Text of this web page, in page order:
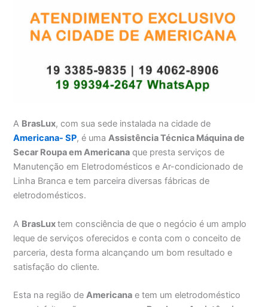
A BrasLux, com sua sede instalada na cidade de
Americana- SP, é umaAssistência Técnica Máquina de
Secar Roupa em Americana que presta serviços de
Manutenção em Eletrodomésticos e Ar-condicionado de
Linha Branca e tem parceira diversas fábricas de
eletrodomésticos.
A BrasLuxtem consciência de que o negócio é um amplo
leque de serviços oferecidos e conta com o conceito de
parceria, desta forma alcançando um bom resultado e
satisfação do cliente.
Esta na região deAmericana e tem um eletrodoméstico